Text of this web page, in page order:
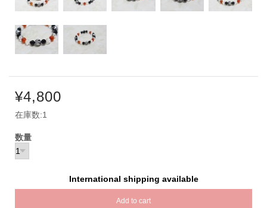
¥4,800
在庫数:1
数量
International shipping available
Add to cart